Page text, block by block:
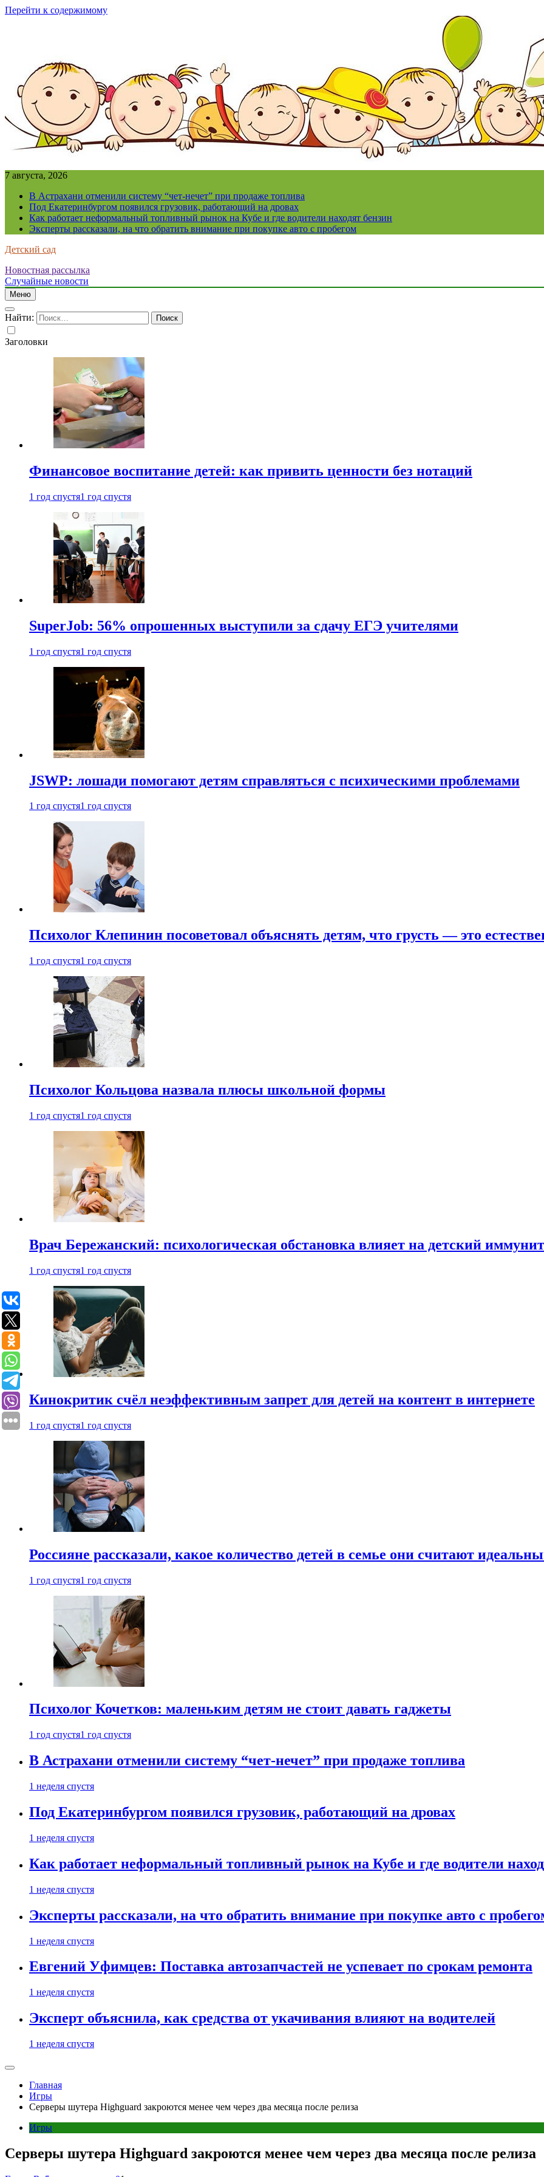
Перейти к содержимому
7 августа, 2026
В Астрахани отменили систему “чет-нечет” при продаже топлива
Под Екатеринбургом появился грузовик, работающий на дровах
Как работает неформальный топливный рынок на Кубе и где водители находят бензин
Эксперты рассказали, на что обратить внимание при покупке авто с пробегом
Детский сад
Новостная рассылка
Случайные новости
Меню
Найти:
Заголовки
Финансовое воспитание детей: как привить ценности без нотаций
1 год спустя1 год спустя
SuperJob: 56% опрошенных выступили за сдачу ЕГЭ учителями
1 год спустя1 год спустя
JSWP: лошади помогают детям справляться с психическими проблемами
1 год спустя1 год спустя
Психолог Клепинин посоветовал объяснять детям, что грусть — это
1 год спустя1 год спустя
Психолог Кольцова назвала плюсы школьной формы
1 год спустя1 год спустя
Врач Бережанский: психологическая обстановка влияет на детский
1 год спустя1 год спустя
Кинокритик счёл неэффективным запрет для детей на контент в интернете
1 год спустя1 год спустя
Россияне рассказали, какое количество детей в семье они считают
1 год спустя1 год спустя
Психолог Кочетков: маленьким детям не стоит давать гаджеты
1 год спустя1 год спустя
В Астрахани отменили систему “чет-нечет” при продаже топлива
1 неделя спустя
Под Екатеринбургом появился грузовик, работающий на дровах
1 неделя спустя
Как работает неформальный топливный рынок на Кубе и где водители
1 неделя спустя
Эксперты рассказали, на что обратить внимание при покупке авто с
1 неделя спустя
Евгений Уфимцев: Поставка автозапчастей не успевает по срокам ремонта
1 неделя спустя
Эксперт объяснила, как средства от укачивания влияют на водителей
1 неделя спустя
Главная
Игры
Серверы шутера Highguard закроются менее чем через два месяца после релиза
Игры
Серверы шутера Highguard закроются менее чем через два месяца после релиза